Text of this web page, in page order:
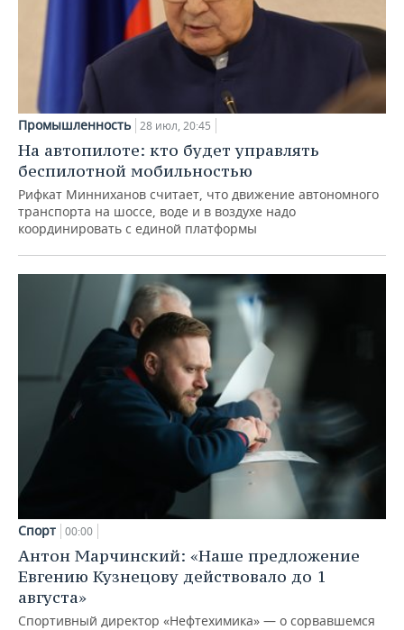
Промышленность 28 июл, 20:45
На автопилоте: кто будет управлять
беспилотной мобильностью
Рифкат Минниханов считает, что движение автономного
транспорта на шоссе, воде и в воздухе надо
координировать с единой платформы
Спорт 00:00
Антон Марчинский: «Наше предложение
Евгению Кузнецову действовало до 1
августа»
Спортивный директор «Нефтехимика» — о сорвавшемся